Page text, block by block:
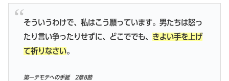
そういうわけで、私はこう願っています。男たちは怒っ
たり言い争ったりせずに、どこででも、 きよい手を上げ
て祈りなさい。
第一テモテへの手紙 2章8節